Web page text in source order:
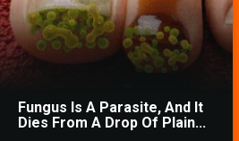
Fungus Is A Parasite, And It
Dies From A Drop Of Plain...